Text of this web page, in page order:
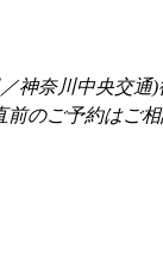
神奈川中央交通)
のご予約はご